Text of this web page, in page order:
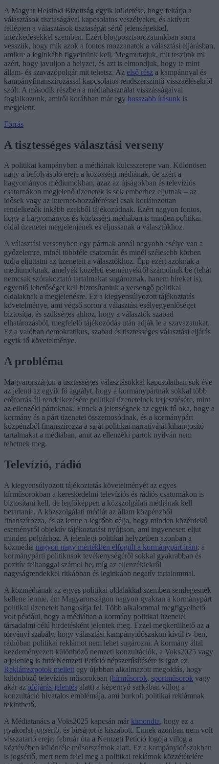
A Magyar Helsinki Bizottság egyik küldetése, hogy feltárja a
választások tisztaságával kapcsolatos veszélyeket, és aktívan
fellépjen a választások tisztaságát sértő jelenségekkel,
intézkedésekkel szemben. Ezért blogposztsorozatunkban sorra
vesszük, hogy mik azok a fontos mozzanatok a választási eljárásban,
amikre a leginkább figyelnünk kell. Megmutatjuk, mit teszünk mi
azért, hogy javuljon a helyzet, és azt is elmondjuk, hogy te mint
állam- és szavazópolgár mit tehetsz. Az első rész a kampánnyal és
kampányfinanszírozással kapcsolatos rendszerszintű visszaélésekről
szólt. A második részben a médiahasználat visszásságaival
foglalkozunk, amiről korábban már egy hosszabb írásunk is
megjelent.
Forrás
A tisztességes választási verseny
A politikai kampányban a médiának kulcsszerepe van. Különösen
nagy a befolyásoló ereje a közösségi médiának, de azért a
hagyományos médiumokban, azaz az újságokban és televíziós
csatornákon megjelenő üzenetek is sok emberhez eljutnak – az
idősek vagy az internet-hozzáféréssel csak korlátozottan
rendelkezők inkább ezekből tájékozódnak. Ezért nagyon fontos,
hogy a hagyományos és közösségi médiában is minden politikai
oldal üzenetei megjelenjenek és eljussanak a választókhoz.
A választási versenyben egy pártnak annál nagyobb esélye van a
győzelemre, minél többféle csatornán és minél szélesebb körben
tudja eljuttatni az üzeneteit a választókhoz. Épp ezért azoknak a
médiumoknak, amelyek közéleti eseményekről számolnak be (tehát
nemcsak szórakoztató tartalmakat sugároznak, hanem híreket is),
egyenlő lehetőséget kell biztosítaniuk a versengő politikai
oldalaknak a megjelenésre. Ez a kiegyensúlyozott tájékoztatás
követelménye, ami végső soron a választási esélyegyenlőséget
biztosítja, és szükséges ahhoz, hogy a választók szabad
elhatározásból, megfelelő tájékozódás után adják le a szavazatukat.
Ez a valóban demokratikus, szabad és tisztességes választási eljárás
egyik fő követelménye.
A probléma
Magyarországon a tisztességes választásokkal kapcsolatban sok éve
az jelenti az egyik fő aggályt, hogy a kormánypártnak sokkal több
erőforrás áll rendelkezésére politikai üzeneteinek terjesztésére, mint
az ellenzéki pártoknak. Ennek a jelenségnek az egyik fő oka, hogy a
kormány és a párt üzenetei összemosódnak, és a kormánypárt
közpénzből finanszírozza a saját politikai narratíváját kihangosító
tartalmakat a médiában, amit az ellenzéki pártok nyilván nem
tehetnek meg.
Televízió, rádió
A kiegyensúlyozott tájékoztatás követelményét az egyes
hírműsorokban a kereskedelmi televíziós és rádiós csatornákon is
biztosítani kell, de legfőképpen a közszolgálati médiának kell
betartania. A közszolgálati médiát az állam közpénzből
finanszírozza, és az lenne a legfőbb célja, hogy minden közérdekű
eseményről objektív tájékoztatást nyújtson, ami ingyenesen eljut
minden polgárhoz. A jelenlegi politikai helyzetben azonban a
közmédia nagyon nagy mértékben elfogult a kormánypárt iránt: a
kormánypárti politikusok tevékenységéről sokkal gyakrabban és
pozitív felhanggal számol be, míg az ellenzékiekről
nagyságrendekkel ritkábban és leginkább negatív tartalommal.
A közmédiának az egyes politikai oldalakkal szemben semlegesnek
kellene lennie, ám Magyarországon nagyon gyakran a kormánypárt
politikai üzeneteit hangosítja fel. Több alkalommal megfigyelhető
volt például, hogy a médiában a kormány politikai üzenetei
társadalmi célú hirdetésként jelentek meg. Ezzel megkerülhető az a
törvényi szabály, hogy választási kampányidőszakon kívül tv-ben,
rádióban politikai reklámot nem lehet sugározni. A kormány által
kezdeményezett különböző nemzeti konzultációk, a Voks2025 vagy
a jelenleg is futó Nemzeti Petíció népszerűsítésére is igaz ez.
Reklámszpotok mellett egy újabban alkalmazott megoldás, hogy
különböző televíziós műsorokban (hírműsorok, sportműsorok vagy
akár az időjárás-jelentés alatt) a képernyő sarkában villog a
konzultáció hivatalos emblémája, ami burkolt politikai reklámnak
tekinthető.
A Médiatanács a Voks2025 kapcsán már kimondta, hogy ez a
gyakorlat jogsértő, és bírságot is kiszabott. Ennek azonban nem volt
visszatartó ereje, február óta a Nemzeti Petíció logója villog a
köztévében különféle műsorszámok alatt. Ez a kampányidőszakban
is jogsértő, mert nem felel meg a politikai reklámok közzétételére